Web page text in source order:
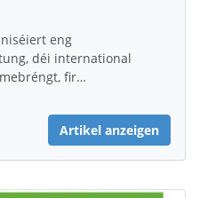
eng
déi international
fir…
Artikel anzeigen